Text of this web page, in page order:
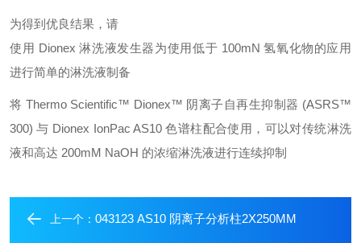
为得到优良结果，请
使用 Dionex 淋洗液发生器为使用低于 100mN 氢氧化物的应用
进行简单的淋洗液制备
将 Thermo Scientific™ Dionex™ 阴离子自再生抑制器 (ASRS™
300) 与 Dionex IonPac AS10 色谱柱配合使用，可以对传统淋洗
液和高达 200mM NaOH 的浓缩淋洗液进行连续抑制
上一个： 043123 AS10 阴离子分析柱2X250MM